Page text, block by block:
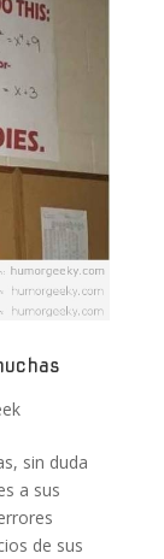
sin duda
a sus
de sus